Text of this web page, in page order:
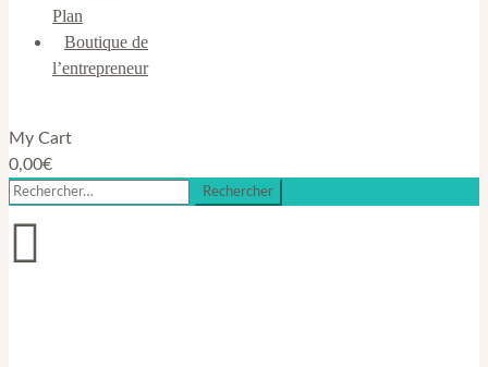
Plan
Boutique de
l’entrepreneur
My Cart
0,00€
Rechercher :